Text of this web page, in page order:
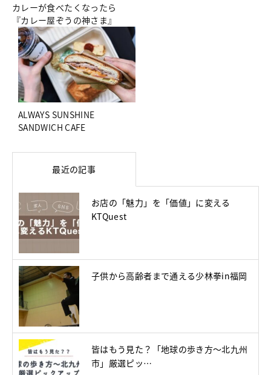
カレーが食べたくなったら
『カレー屋ぞうの神さま』
ALWAYS SUNSHINE
SANDWICH CAFE
最近の記事
お店の「魅力」を「価値」に変える
KTQuest
子供から高齢者まで通える少林拳in福岡
皆はもう見た？「地球の歩き方～北九州
市」厳選ピッ…